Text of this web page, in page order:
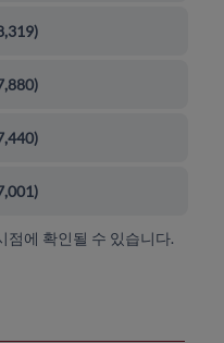
)
)
)
)
점에 확인될 수 있습니다.